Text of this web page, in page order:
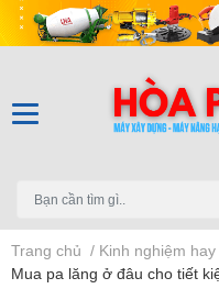
Trang chủ / Kinh nghiệm hay
Mua pa lăng ở đâu cho tiết